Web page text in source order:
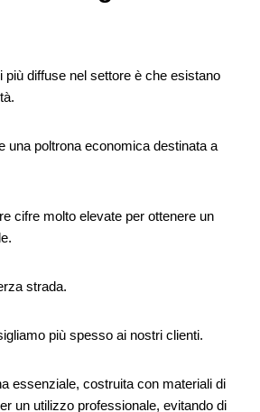
più diffuse nel settore è che esistano
una poltrona economica destinata a
cifre molto elevate per ottenere un
strada.
più spesso ai nostri clienti.
essenziale, costruita con materiali di
un utilizzo professionale, evitando di